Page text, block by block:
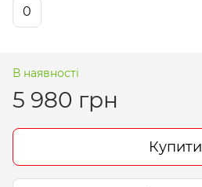
0
В наявності
5 980 грн
Купити